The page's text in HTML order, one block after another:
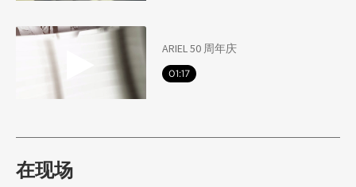
ARIEL 50 周年庆
01:17
在现场